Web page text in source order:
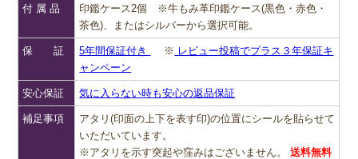
付 属 品
印鑑ケース2個 ※牛もみ革印鑑ケース(黒色・赤色・
茶色)、またはシルバーから選択可能。
保 証 5年間保証付き ※ レビュー投稿でプラス３年保証キ
ャンペーン
安心保証 気に入らない時も安心の返品保証
補足事項
アタリ(印面の上下を表す印)の位置にシールを貼らせて
いただいています。
※アタリを示す突起や窪みはございません。送料無料